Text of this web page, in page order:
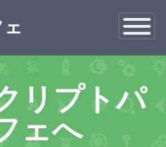
Toggle
ェ ×
リプトパ
ェへ